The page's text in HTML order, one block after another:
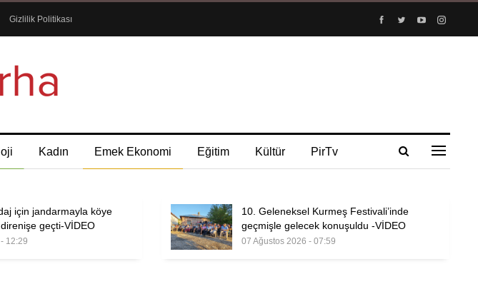
Gizlilik Politikası
Kadın Emek Ekonomi Eğitim Kültür PirTv
için jandarmayla köye
geçti-VİDEO
12:29
10. Geleneksel Kurmeş Festivali’inde
geçmişle gelecek konuşuldu -VİDEO
07 Ağustos 2026 - 07:59